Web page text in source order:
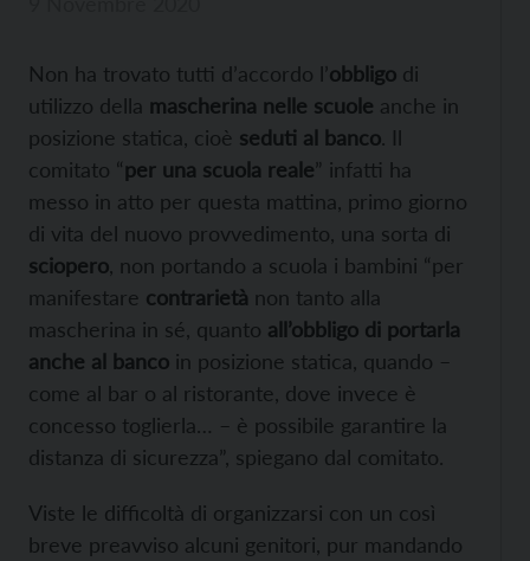
Non ha trovato tutti d’accordo l’obbligo di
utilizzo della mascherina nelle scuole anche in
posizione statica, cioè seduti al banco. Il
comitato “per una scuola reale” infatti ha
messo in atto per questa mattina, primo giorno
di vita del nuovo provvedimento, una sorta di
sciopero , non portando a scuola i bambini “per
manifestare contrarietà non tanto alla
mascherina in sé, quanto all’obbligo di portarla
anche al banco in posizione statica, quando –
come al bar o al ristorante, dove invece è
concesso toglierla… – è possibile garantire la
distanza di sicurezza”, spiegano dal comitato.
Viste le difficoltà di organizzarsi con un così
breve preavviso alcuni genitori, pur mandando